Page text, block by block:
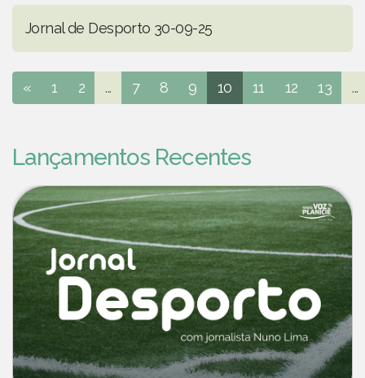
Jornal de Desporto 30-09-25
« 1 2 ... 7 8 9 10 11 12 13 ...
Lançamentos Recentes